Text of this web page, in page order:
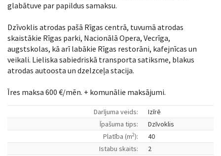
glabātuve par papildus samaksu.
Dzīvoklis atrodas pašā Rīgas centrā, tuvumā atrodas
skaistākie Rīgas parki, Nacionālā Opera, Vecrīga,
augstskolas, kā arī labākie Rīgas restorāni, kafejnīcas un
veikali. Lieliska sabiedriskā transporta satiksme, blakus
atrodas autoosta un dzelzceļa stacija.
Īres maksa 600 €/mēn. + komunālie maksājumi.
Darījuma veids:
Izīrē
Īpašuma tips:
Dzīvoklis
Platība (m2):
40
Istabu skaits:
2